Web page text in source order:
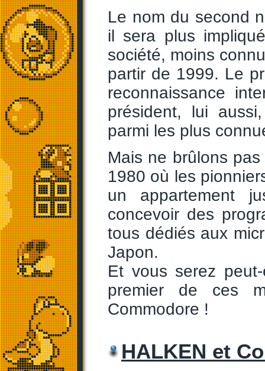
Le nom du second
il sera plus
société, moins
partir de 1999. Le
reconnaissance
président, lui
parmi les plus
Mais ne brûlons
1980 où les
un appartement
concevoir des
tous dédiés aux
Japon.
Et vous serez
premier de ces
Commodore !
HALKEN et